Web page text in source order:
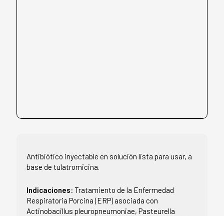
Antibiótico inyectable en solución lista para usar, a
base de tulatromicina.
Indicaciones: Tratamiento de la Enfermedad
Respiratoria Porcina (ERP) asociada con
Actinobacillus pleuropneumoniae, Pasteurella